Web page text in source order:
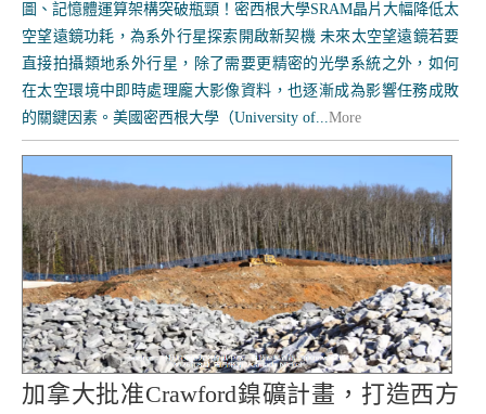
圖、記憶體運算架構突破瓶頸！密西根大學SRAM晶片大幅降低太
空望遠鏡功耗，為系外行星探索開啟新契機 未來太空望遠鏡若要
直接拍攝類地系外行星，除了需要更精密的光學系統之外，如何
在太空環境中即時處理龐大影像資料，也逐漸成為影響任務成敗
的關鍵因素。美國密西根大學（University of...More
加拿大批准Crawford鎳礦計畫，打造西方